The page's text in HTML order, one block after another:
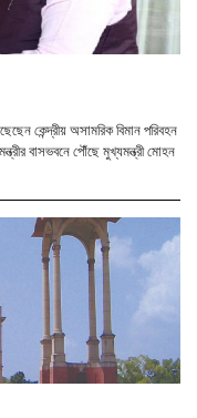
কেন্দ্রীয় অসামরিক বিমান পরিবহন
বাসভবনে পৌঁছে মুখ্যমন্ত্রী মোহন